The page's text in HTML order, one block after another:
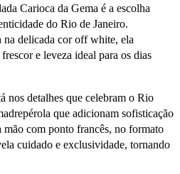
Carioca da Gema é a escolha
do Rio de Janeiro.
delicada cor off white, ela
e leveza ideal para os dias
nos detalhes que celebram o Rio
que adicionam sofisticação
mão com ponto francês, no formato
cuidado e exclusividade, tornando